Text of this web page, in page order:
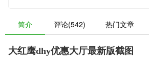
简介 评论(542) 热门文章
大红鹰dhy优惠大厅最新版截图